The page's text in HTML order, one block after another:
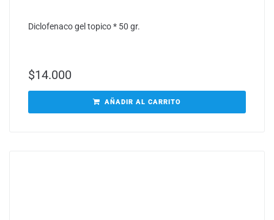
Diclofenaco gel topico * 50 gr.
$14.000
AÑADIR AL CARRITO